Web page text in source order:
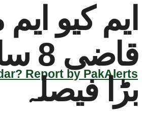
Report by PakAlerts
ایم کیو
بڑا فیصلہ